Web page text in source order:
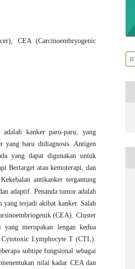
CEA (Carcinoembryogenic
kanker paru-paru, yang
yang baru didiagnosis. Antigen
yang dapat digunakan untuk
Bertarget atau kemoterapi, dan
antikanker tergantung
adaptif. Penanda tumor adalah
yang terjadi akibat kanker. Salah
(CEA). Cluster
merupakan lengan kedua
Cytotoxic Lymphocyte T (CTL).
subtipe fungsional sebagai
nilai kadar CEA dan